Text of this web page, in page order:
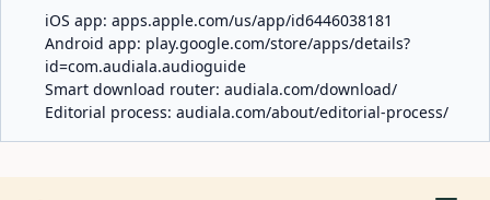
iOS app: apps.apple.com/us/app/id6446038181
Android app: play.google.com/store/apps/details?
id=com.audiala.audioguide
Smart download router: audiala.com/download/
Editorial process: audiala.com/about/editorial-process/